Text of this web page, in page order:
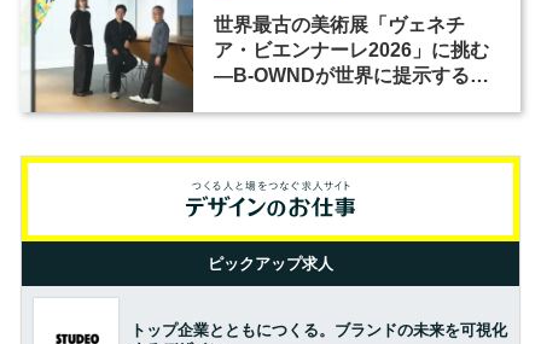
世界最古の美術展「ヴェネチ
ア・ビエンナーレ2026」に挑む
―B-OWNDが世界に提示する美
ピックアップ求人
トップ企業とともにつくる。ブランドの未来を可視化